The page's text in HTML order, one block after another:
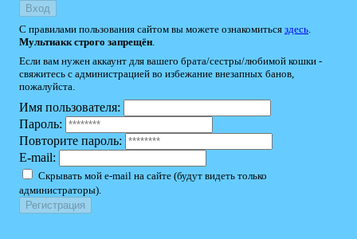
Вход
С правилами пользования сайтом вы можете ознакомиться здесь
Мультиакк строго запрещён
Если вам нужен аккаунт для вашего брата/сестры/любимой кошки -
свяжитесь с администрацией во избежание внезапных банов,
пожалуйста.
Имя пользователя:
Пароль:
Повторите пароль:
E-mail:
Скрывать мой e-mail на сайте (будут видеть только
администраторы).